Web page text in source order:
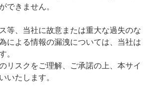
できません。
等、当社に故意または重大な過失のな
による情報の漏洩については、当社は
。
リスクをご理解、ご承諾の上、本サイ
いたします。